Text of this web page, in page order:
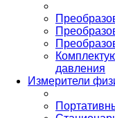
давления
Измерители